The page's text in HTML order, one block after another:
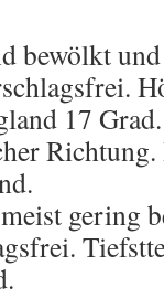
bewölkt
17
gering